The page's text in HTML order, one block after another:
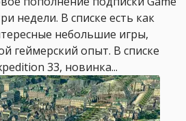
недели. В списке есть как
небольшие игры,
геймерский опыт. В списке
33, новинка...